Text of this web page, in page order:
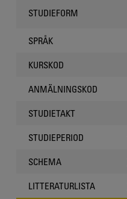
STUDIEFORM
SPRÅK
KURSKOD
ANMÄLNINGSKOD
STUDIETAKT
STUDIEPERIOD
SCHEMA
LITTERATURLISTA